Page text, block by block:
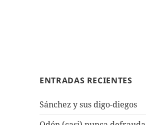
ENTRADAS RECIENTES
Sánchez y sus digo-diegos